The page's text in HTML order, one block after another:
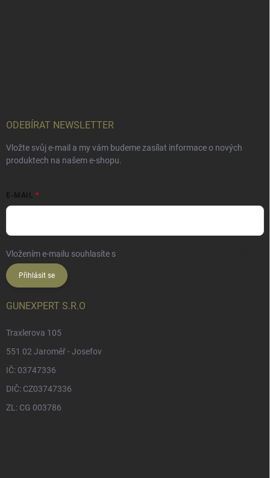
ODEBÍRAT NEWSLETTER
Vložte svůj e-mail a my vám budeme zasílat informace o nových
produktech na našem e-shopu.
E-MAIL
Vložením e-mailu souhlasíte s
Přihlásit se
GUNEXPERT S.R.O
Traxlerova 105
551 02 Jaroměř - Josefov
IČ: 03747336
DIČ: CZ03747336
ZL: CG 003786